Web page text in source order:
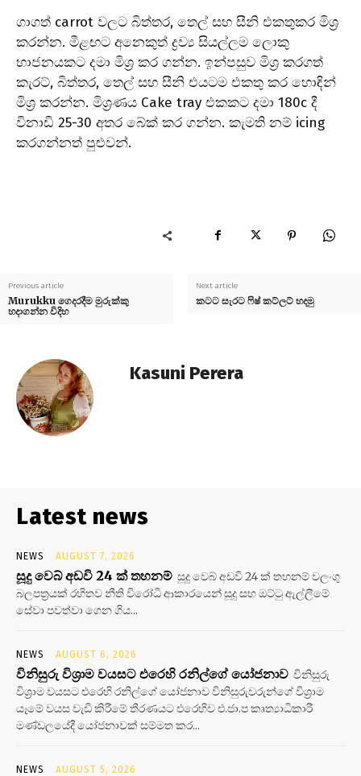
ගාගත් carrot වලට බිත්තර, තෙල් සහ සීනි එකතුකර මිශ්‍ර
කරන්න. මීළඟට අනෙකුත් ද්‍රව්‍ය සියල්ලම ලොකු
භාජනයකට දමා මිශ්‍ර කර ගන්න. ඉන්පසුව මිශ්‍ර කරගත්
කැරට්, බිත්තර, තෙල් සහ සීනි එයටම එකතු කර හොඳින්
මිශ්‍ර කරන්න. මිශ්‍රණය Cake tray එකකට දමා 180c දී
විනාඩි 25-30 අතර බේක් කර ගන්න. කැමති නම් icing
කරගන්නත් පුළුවන්.
Previous article
Murukku ගෙදරදීම මුරුක්කු
හදාගන්න විදිහ
Next article
කටට සැරට ෆිෂ් කට්ලට් හදමු
Kasuni Perera
Latest news
NEWS AUGUST 7, 2026
සූදු වෙබ් අඩවි 24 ක් තහනම් සූදු වෙබ් අඩවි 24 ක් තහනම් වලංගු
බලපත්‍රයක් රහිතව නීති විරෝධි ආකාරයෙන් සූදු සහ ඔට්ටු ඇල්ලීමේ
සේවා පවත්වා ගෙන ගිය...
NEWS AUGUST 6, 2026
විනිසුරු විශ්‍රාම වයසට එරෙහි රනිල්ගේ යෝජනාව විනිසුරු
විශ්‍රාම වයසට එරෙහි රනිල්ගේ යෝජනාව විනිසුරුවරුන්ගේ විශ්‍රාම
යෑමේ වයස වැඩි කිරීමේ තීරණයට එරෙහිව එ.ජා.ප කෘත්‍යාධිකාරී
මණ්ඩලයේදී යෝජනාවක් සම්මත කර...
NEWS AUGUST 5, 2026